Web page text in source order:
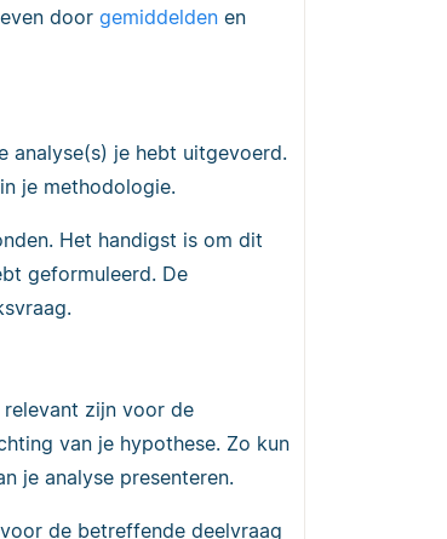
door gemiddelden en
analyse(s) je hebt uitgevoerd.
je methodologie.
Het handigst is om dit
geformuleerd. De
zijn voor de
van je hypothese. Zo kun
je analyse presenteren.
de betreffende deelvraag